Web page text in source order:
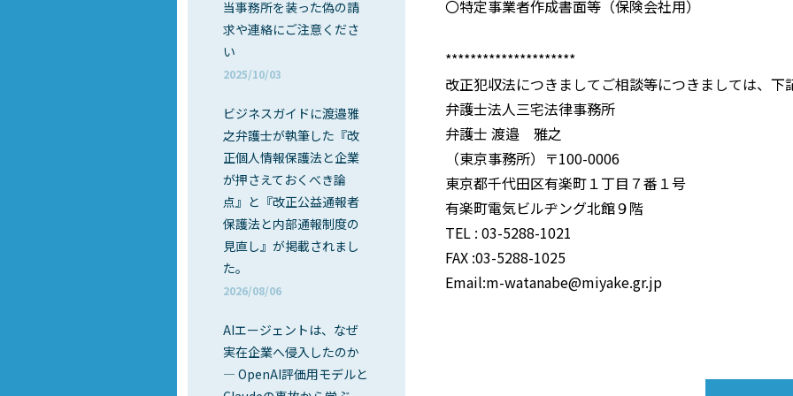
当事務所を装った偽の請
求や連絡にご注意くださ
い
2025/10/03
ビジネスガイドに渡邉雅
之弁護士が執筆した『改
正個人情報保護法と企業
が押さえておくべき論
点』と『改正公益通報者
保護法と内部通報制度の
見直し』が掲載されまし
た。
2026/08/06
AIエージェントは、なぜ
実在企業へ侵入したのか
― OpenAI評価用モデルと
〇特定事業者作成書面等（保険会社用）
*********************
改正犯収法につきましてご相談等につきましては、下
弁護士法人三宅法律事務所
弁護士 渡邉 雅之
（東京事務所）〒100-0006
東京都千代田区有楽町１丁目７番１号
有楽町電気ビルヂング北館９階
TEL : 03-5288-1021
FAX :03-5288-1025
Email:m-watanabe@miyake.gr.jp